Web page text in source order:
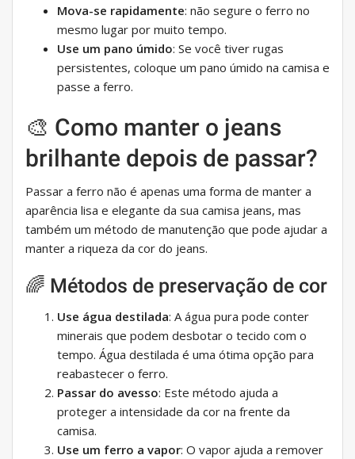
Mova-se rapidamente: não segure o ferro no
mesmo lugar por muito tempo.
Use um pano úmido: Se você tiver rugas
persistentes, coloque um pano úmido na camisa e
passe a ferro.
🎨 Como manter o jeans
brilhante depois de passar?
Passar a ferro não é apenas uma forma de manter a
aparência lisa e elegante da sua camisa jeans, mas
também um método de manutenção que pode ajudar a
manter a riqueza da cor do jeans.
🌈 Métodos de preservação de cor
Use água destilada: A água pura pode conter
minerais que podem desbotar o tecido com o
tempo. Água destilada é uma ótima opção para
reabastecer o ferro.
Passar do avesso: Este método ajuda a
proteger a intensidade da cor na frente da
camisa.
Use um ferro a vapor: O vapor ajuda a remover